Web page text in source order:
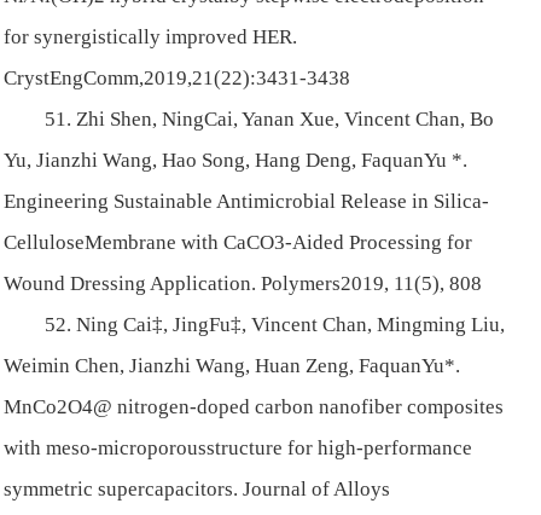
for synergistically improved HER.
CrystEngComm,2019,21(22):3431-3438
51. Zhi Shen, NingCai, Yanan Xue, Vincent Chan, Bo
Yu, Jianzhi Wang, Hao Song, Hang Deng, FaquanYu *.
Engineering Sustainable Antimicrobial Release in Silica-
CelluloseMembrane with CaCO3-Aided Processing for
Wound Dressing Application. Polymers2019, 11(5), 808
52. Ning Cai‡, JingFu‡, Vincent Chan, Mingming Liu,
Weimin Chen, Jianzhi Wang, Huan Zeng, FaquanYu*.
MnCo2O4@ nitrogen-doped carbon nanofiber composites
with meso-microporousstructure for high-performance
symmetric supercapacitors. Journal of Alloys